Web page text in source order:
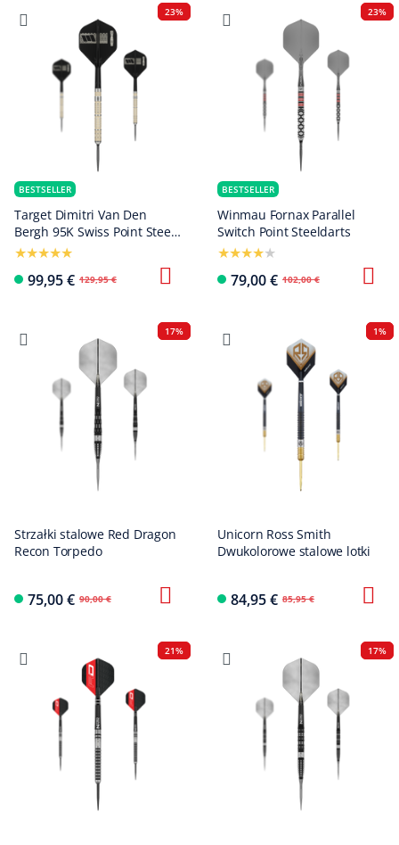
23%
BESTSELLER
Target Dimitri Van Den
Bergh 95K Swiss Point Steel
Darts
99,95 € 129,95 €
23%
BESTSELLER
Winmau Fornax Parallel
Switch Point Steeldarts
79,00 € 102,00 €
17%
Strzałki stalowe Red Dragon
Recon Torpedo
75,00 € 90,00 €
1%
Unicorn Ross Smith
Dwukolorowe stalowe lotki
84,95 € 85,95 €
21% 17%